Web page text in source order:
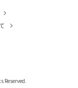
Reserved.